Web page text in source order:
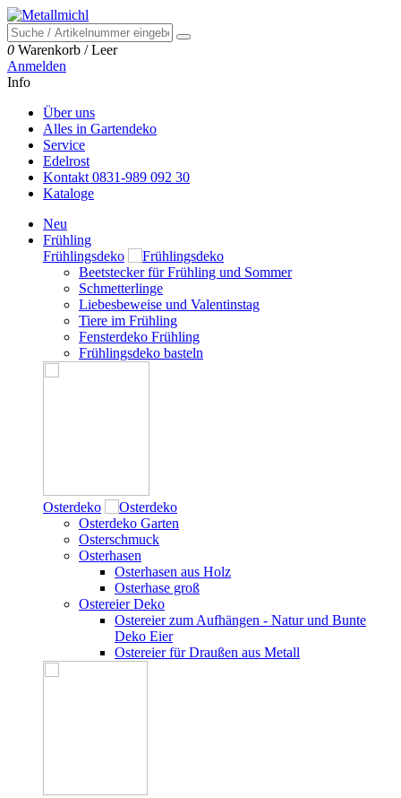
0 Warenkorb /Leer
Anmelden
Info
Über uns
Alles in Gartendeko
Service
Edelrost
Kontakt 0831-989 092 30
Kataloge
Neu
Frühling
Frühlingsdeko
Beetstecker für Frühling und Sommer
Schmetterlinge
Liebesbeweise und Valentinstag
Tiere im Frühling
Fensterdeko Frühling
Frühlingsdeko basteln
Osterdeko
Osterdeko Garten
Osterschmuck
Osterhasen
Osterhasen aus Holz
Osterhase groß
Ostereier Deko
Ostereier zum Aufhängen - Natur und Bunte
Deko Eier
Ostereier für Draußen aus Metall